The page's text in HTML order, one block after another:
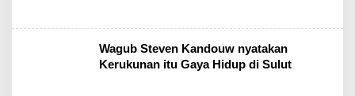
Wagub Steven Kandouw nyatakan
Kerukunan itu Gaya Hidup di Sulut